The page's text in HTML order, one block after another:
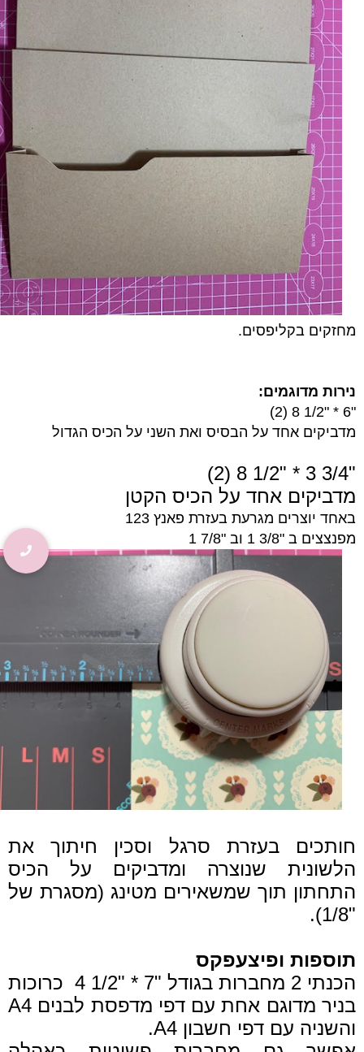
מחזקים בקליפסים.
נירות מדוגמים:
"6 * "1/2 8 (2)
מדביקים אחד על הבסיס ואת השני על הכיס הגדול
"3/4 3 * "1/2 8 (2)
מדביקים אחד על הכיס הקטן
באחד יוצרים מגרעת בעזרת פאנץ 123
מפנצצים ב "3/8 1 וב "7/8 1
חותכים בעזרת סרגל וסכין חיתוך את
הלשונית שנוצרה ומדביקים על הכיס
התחתון תוך שמשאירים מטינג (מסגרת של
"1/8).
תוספות ופיצעפקס
הכנתי 2 מחברות בגודל "7 * "1/2 4 כרוכות
בניר מדוגם אחת עם דפי מדפסת לבנים A4
והשניה עם דפי חשבון A4.